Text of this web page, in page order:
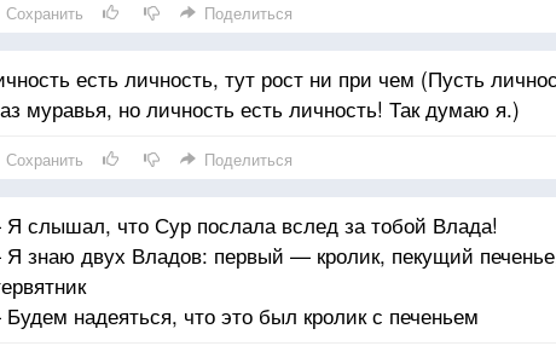
Сохранить Поделиться
есть личность, тут рост ни при чем (Пусть
муравья, но личность есть личность! Так думаю я.)
Сохранить Поделиться
слышал, что Сур послала вслед за тобой Влада!
знаю двух Владов: первый — кролик, пекущий
надеяться, что это был кролик с печеньем